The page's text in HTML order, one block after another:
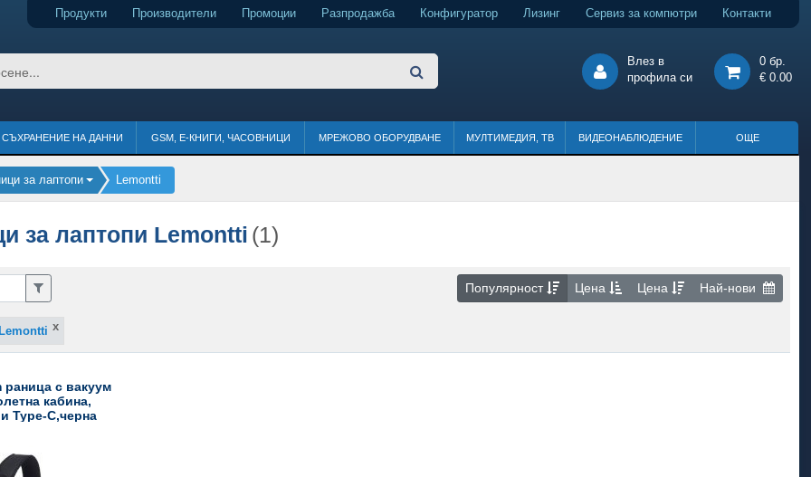
Продукти Производители Промоции Разпродажба Конфигуратор Лизинг Сервиз за компютри Контакти
Влез в
профила си
0 бр.
€ 0.00
СЪХРАНЕНИЕ НА ДАННИ GSM, Е-КНИГИ, ЧАСОВНИЦИ МРЕЖОВО ОБОРУДВАНЕ МУЛТИМЕДИЯ, ТВ ВИДЕОНАБЛЮДЕНИЕ ОЩЕ
за лаптопи Lemontti
за лаптопи Lemontti (1)
Популярност Цена Цена Най-нови
Lemontti
раница с вакуум
кабина,
Type-C,черна